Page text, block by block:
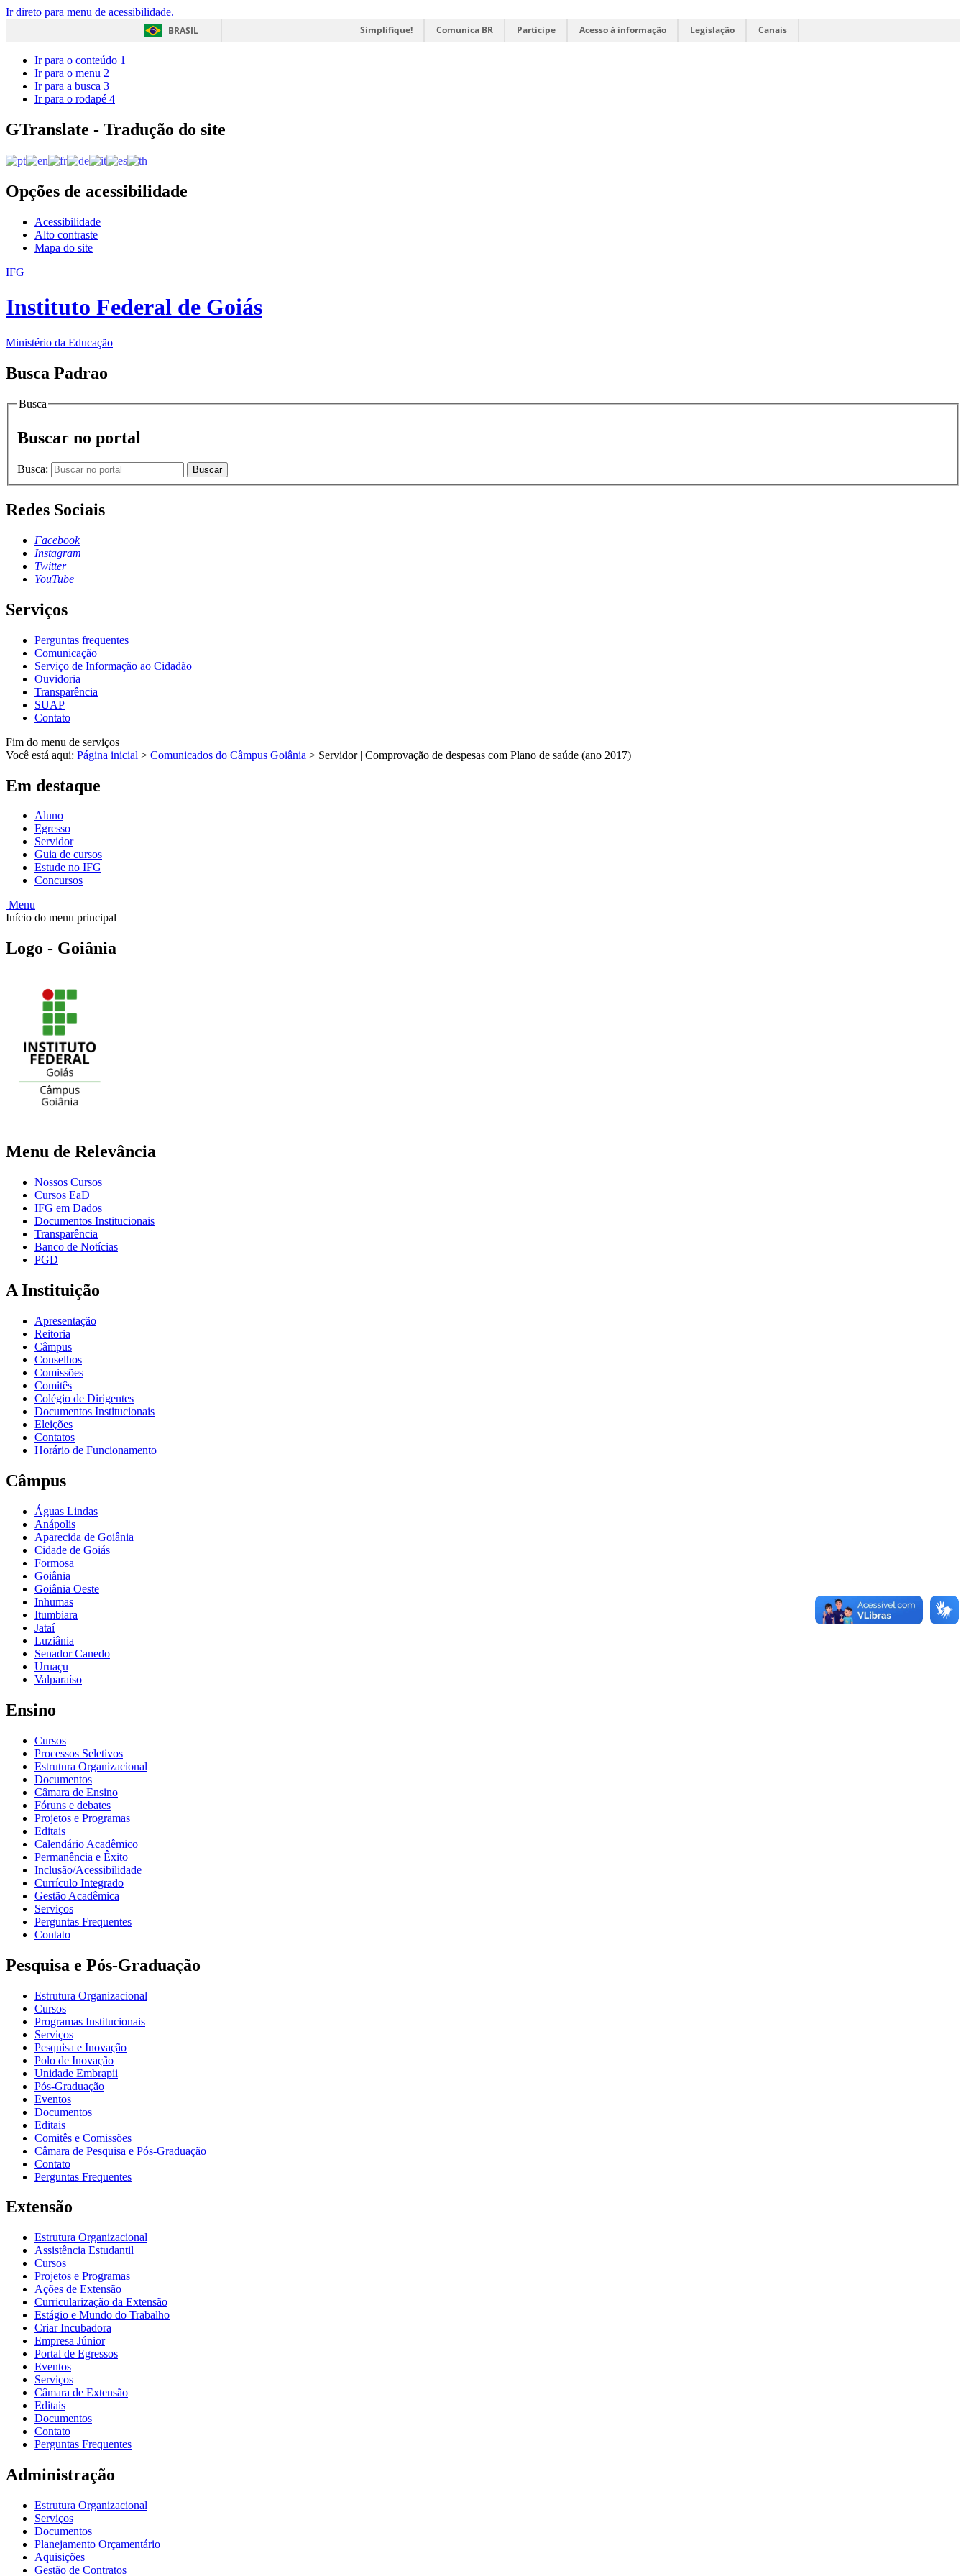
Ir direto para menu de acessibilidade.
BRASIL
Simplifique! Comunica BR Participe Acesso à informação Legislação Canais
Ir para o conteúdo 1
Ir para o menu 2
Ir para a busca 3
Ir para o rodapé 4
GTranslate - Tradução do site
Opções de acessibilidade
Acessibilidade
Alto contraste
Mapa do site
IFG
Instituto Federal de Goiás
Ministério da Educação
Busca Padrao
Busca
Buscar no portal
Busca: Buscar
Redes Sociais
Facebook
Instagram
Twitter
YouTube
Serviços
Perguntas frequentes
Comunicação
Serviço de Informação ao Cidadão
Ouvidoria
Transparência
SUAP
Contato
Fim do menu de serviços
Você está aqui: Página inicial > Comunicados do Câmpus Goiânia > Servidor | Comprovação de despesas com Plano de saúde (ano 2017)
Em destaque
Aluno
Egresso
Servidor
Guia de cursos
Estude no IFG
Concursos
Menu
Início do menu principal
Logo - Goiânia
Menu de Relevância
Nossos Cursos
Cursos EaD
IFG em Dados
Documentos Institucionais
Transparência
Banco de Notícias
PGD
A Instituição
Apresentação
Reitoria
Câmpus
Conselhos
Comissões
Comitês
Colégio de Dirigentes
Documentos Institucionais
Eleições
Contatos
Horário de Funcionamento
Câmpus
Águas Lindas
Anápolis
Aparecida de Goiânia
Cidade de Goiás
Formosa
Goiânia
Goiânia Oeste
Inhumas
Itumbiara
Jataí
Luziânia
Senador Canedo
Uruaçu
Valparaíso
Ensino
Cursos
Processos Seletivos
Estrutura Organizacional
Documentos
Câmara de Ensino
Fóruns e debates
Projetos e Programas
Editais
Calendário Acadêmico
Permanência e Êxito
Inclusão/Acessibilidade
Currículo Integrado
Gestão Acadêmica
Serviços
Perguntas Frequentes
Contato
Pesquisa e Pós-Graduação
Estrutura Organizacional
Cursos
Programas Institucionais
Serviços
Pesquisa e Inovação
Polo de Inovação
Unidade Embrapii
Pós-Graduação
Eventos
Documentos
Editais
Comitês e Comissões
Câmara de Pesquisa e Pós-Graduação
Contato
Perguntas Frequentes
Extensão
Estrutura Organizacional
Assistência Estudantil
Cursos
Projetos e Programas
Ações de Extensão
Curricularização da Extensão
Estágio e Mundo do Trabalho
Criar Incubadora
Empresa Júnior
Portal de Egressos
Eventos
Serviços
Câmara de Extensão
Editais
Documentos
Contato
Perguntas Frequentes
Administração
Estrutura Organizacional
Serviços
Documentos
Planejamento Orçamentário
Aquisições
Gestão de Contratos